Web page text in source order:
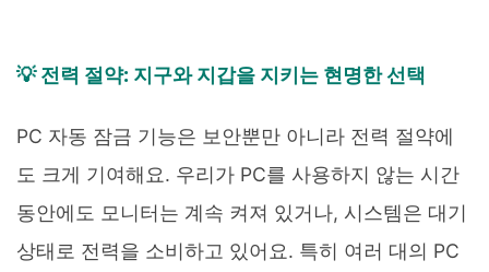
💡 전력 절약: 지구와 지갑을 지키는 현명한 선택
PC 자동 잠금 기능은 보안뿐만 아니라 전력 절약에
도 크게 기여해요. 우리가 PC를 사용하지 않는 시간
동안에도 모니터는 계속 켜져 있거나, 시스템은 대기
상태로 전력을 소비하고 있어요. 특히 여러 대의 PC